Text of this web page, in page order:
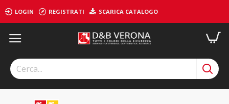
LOGIN REGISTRATI SCARICA CATALOGO